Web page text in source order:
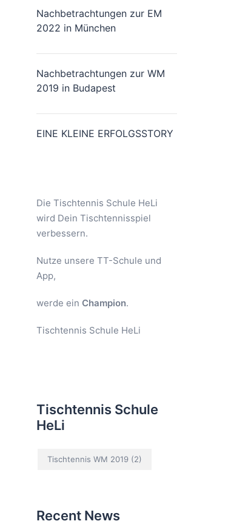
Nachbetrachtungen zur EM
2022 in München
Nachbetrachtungen zur WM
2019 in Budapest
EINE KLEINE ERFOLGSSTORY
Die Tischtennis Schule HeLi
wird Dein Tischtennisspiel
verbessern.
Nutze unsere TT-Schule und
App,
werde ein Champion.
Tischtennis Schule HeLi
Tischtennis Schule
HeLi
Tischtennis WM 2019(2)
Recent News